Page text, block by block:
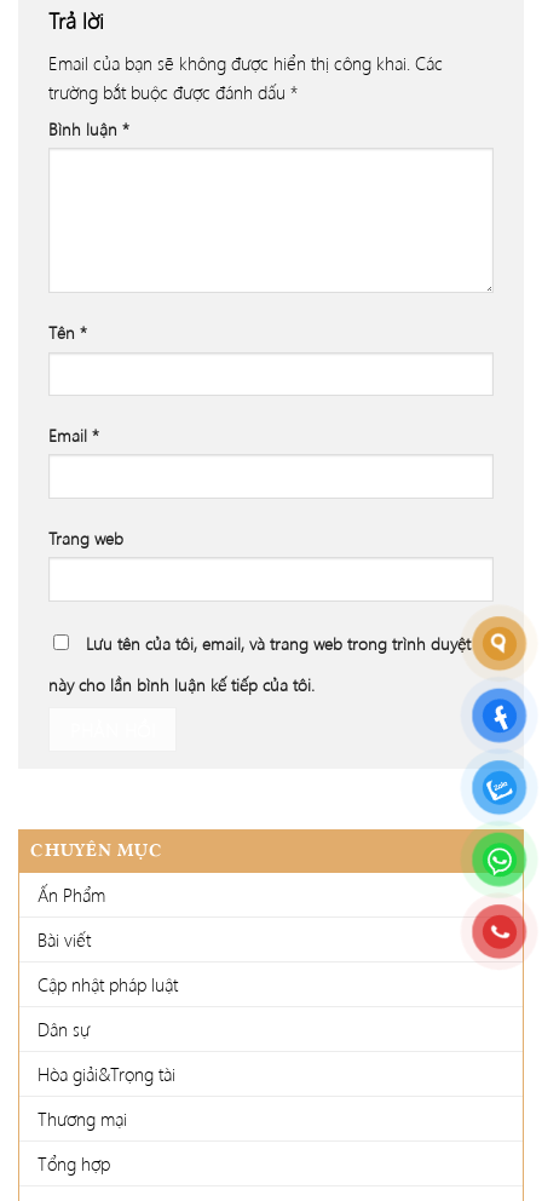
Trả lời
Email của bạn sẽ không được hiển thị công khai. Các
trường bắt buộc được đánh dấu *
Bình luận *
Tên *
Email *
Trang web
Lưu tên của tôi, email, và trang web trong trình duyệt
này cho lần bình luận kế tiếp của tôi.
CHUYÊN MỤC
Ấn Phẩm
Bài viết
Cập nhật pháp luật
Dân sự
Hòa giải&Trọng tài
Thương mại
Tổng hợp